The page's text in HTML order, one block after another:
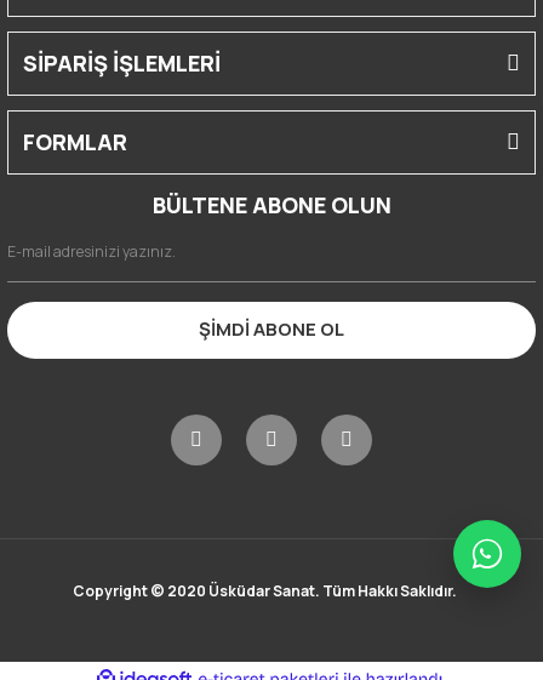
SİPARİŞ İŞLEMLERİ
FORMLAR
BÜLTENE ABONE OLUN
ŞİMDİ ABONE OL
Copyright © 2020 Üsküdar Sanat. Tüm Hakkı Saklıdır.